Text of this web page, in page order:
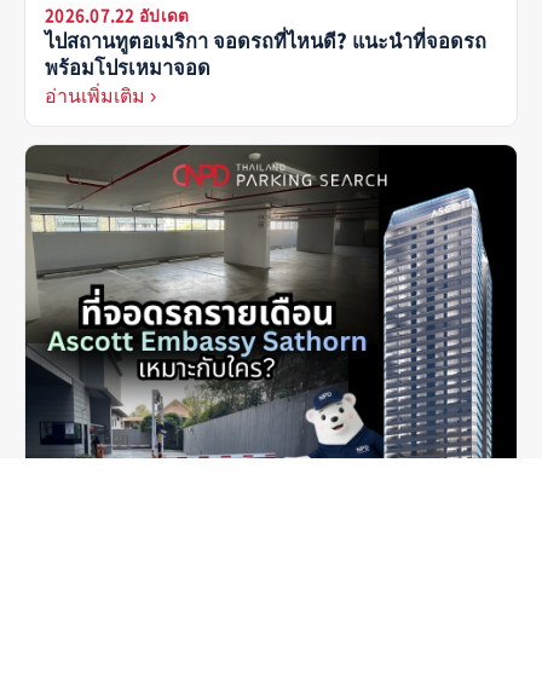
2026.07.22 อัปเดต
ไปสถานทูตอเมริกา จอดรถที่ไหนดี? แนะนำที่จอดรถ
พร้อมโปรเหมาจอด
อ่านเพิ่มเติม ›